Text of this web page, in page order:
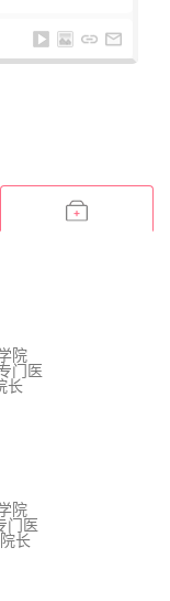
院
门医
长
员
会员
员
院
门医
长
授
究会 运营委